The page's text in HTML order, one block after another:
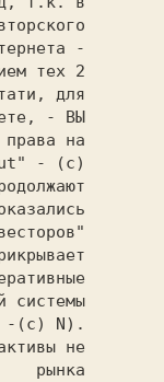
-
тех 2
для
- ВЫ
на
- (c)
системы
-(c) N).
не
рынка